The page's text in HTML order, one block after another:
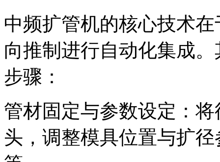
中频扩管机的核心技术
向推制进行自动化集成
步骤：
管材固定与参数设定：
头，调整模具位置与扩